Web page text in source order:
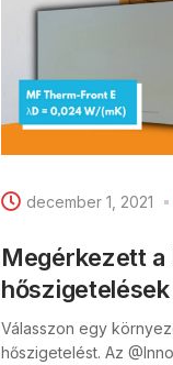
december 1, 2021
Megérkezett a
Válasszon egy
hőszigetelést. Az